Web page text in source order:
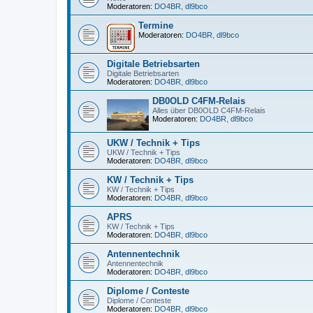
Moderatoren: DO4BR dl9bco
Termine
Moderatoren: DO4BR dl9bco
Digitale Betriebsarten
Digitale Betriebsarten
Moderatoren: DO4BR dl9bco
DB0OLD C4FM-Relais
Alles über DB0OLD C4FM-Relais
Moderatoren: DO4BR dl9bco
UKW / Technik + Tips
UKW / Technik + Tips
Moderatoren: DO4BR dl9bco
KW / Technik + Tips
KW / Technik + Tips
Moderatoren: DO4BR dl9bco
APRS
KW / Technik + Tips
Moderatoren: DO4BR dl9bco
Antennentechnik
Antennentechnik
Moderatoren: DO4BR dl9bco
Diplome / Conteste
Diplome / Conteste
Moderatoren: DO4BR dl9bco